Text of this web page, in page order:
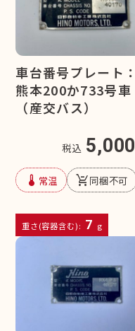
車台番号プレート：
熊本200か733号車
（産交バス）
税込 5,000
device_thermostat 常温 remove_shopping_cart同梱不可
重さ(容器含む): 7 g